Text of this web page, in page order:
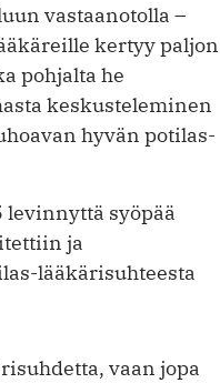
vastaanotolla –
kertyy paljon
pohjalta he
keskusteleminen
hyvän potilas-
levinnyttä syöpää
ja
lääkärisuhteesta
vaan jopa